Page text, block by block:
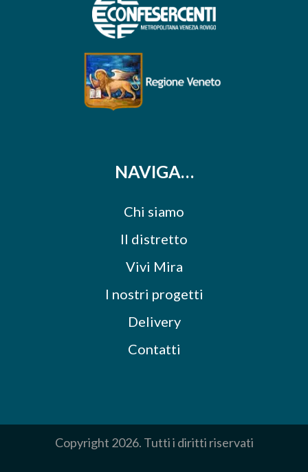
NAVIGA…
Chi siamo
Il distretto
Vivi Mira
I nostri progetti
Delivery
Contatti
Copyright 2026. Tutti i diritti riservati